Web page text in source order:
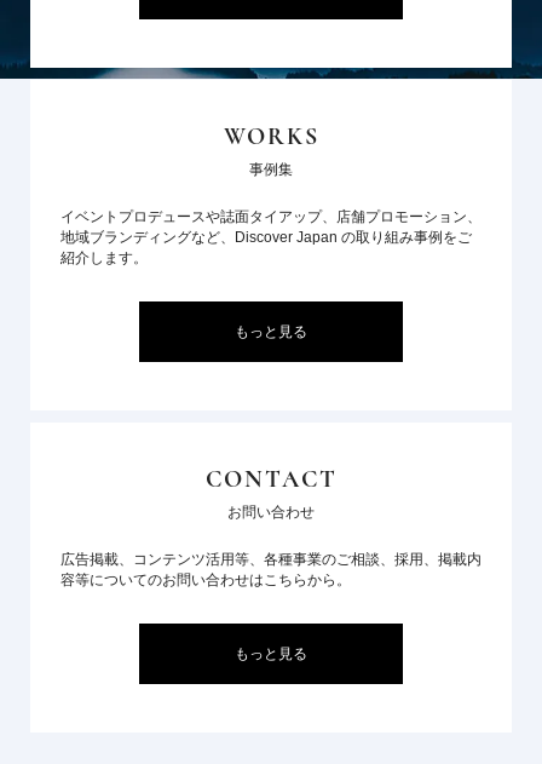
WORKS
事例集
イベントプロデュースや誌面タイアップ、店舗プロモーション、
地域ブランディングなど、Discover Japan の取り組み事例をご
紹介します。
もっと見る
CONTACT
お問い合わせ
広告掲載、コンテンツ活用等、各種事業のご相談、採用、掲載内
容等についてのお問い合わせはこちらから。
もっと見る